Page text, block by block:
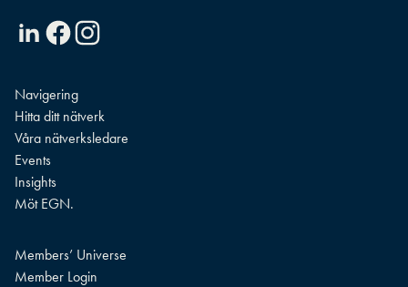
LinkedinFacebookInstagram
Navigering
Hitta ditt nätverk
Våra nätverksledare
Events
Insights
Möt EGN.
Members’ Universe
Member Login